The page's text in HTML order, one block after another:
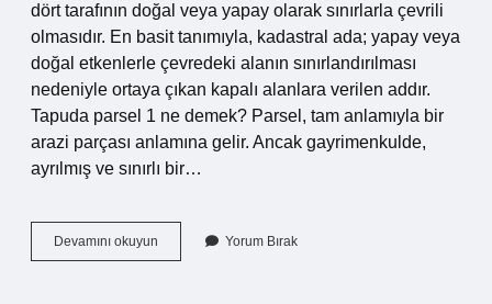
dört tarafının doğal veya yapay olarak sınırlarla çevrili
olmasıdır. En basit tanımıyla, kadastral ada; yapay veya
doğal etkenlerle çevredeki alanın sınırlandırılması
nedeniyle ortaya çıkan kapalı alanlara verilen addır.
Tapuda parsel 1 ne demek? Parsel, tam anlamıyla bir
arazi parçası anlamına gelir. Ancak gayrimenkulde,
ayrılmış ve sınırlı bir…
Devamını okuyun
Ada
Yorum Bırak